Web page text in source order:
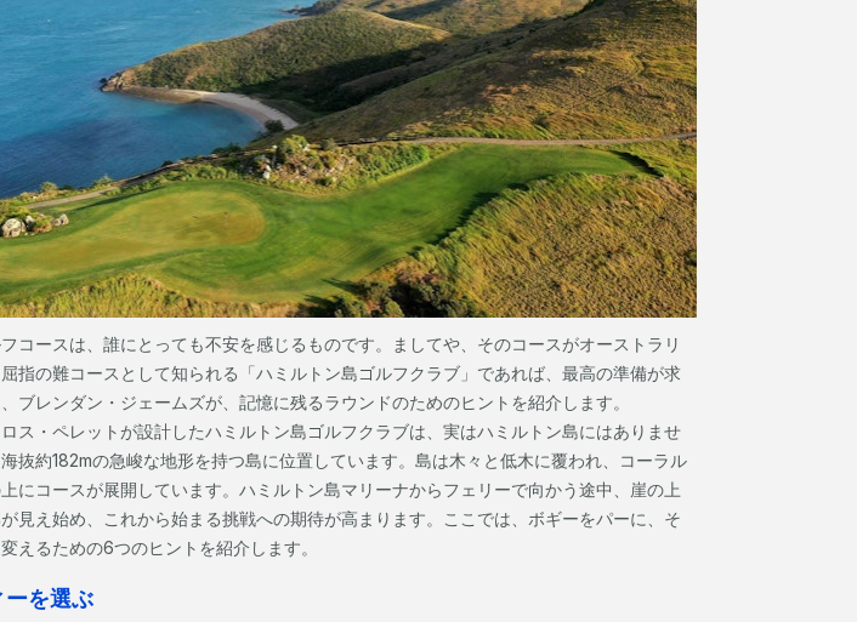
コースは、誰にとっても不安を感じるものです。ましてや、そのコースがオーストラリ
指の難コースとして知られる「ハミルトン島ゴルフクラブ」であれば、最高の準備が求
ブレンダン・ジェームズが、記憶に残るラウンドのためのヒントを紹介します。
ス・ペレットが設計したハミルトン島ゴルフクラブは、実はハミルトン島にはありませ
抜約182mの急峻な地形を持つ島に位置しています。島は木々と低木に覆われ、コーラル
にコースが展開しています。ハミルトン島マリーナからフェリーで向かう途中、崖の上
見え始め、これから始まる挑戦への期待が高まります。ここでは、ボギーをパーに、そ
えるための6つのヒントを紹介します。
ーを選ぶ